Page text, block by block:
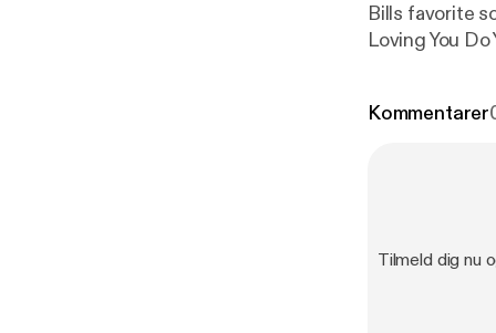
Bills favorite songs Musique Disco Duck I Wanna Kiss U All
Loving You Do
Kommentarer
Tilmeld dig nu